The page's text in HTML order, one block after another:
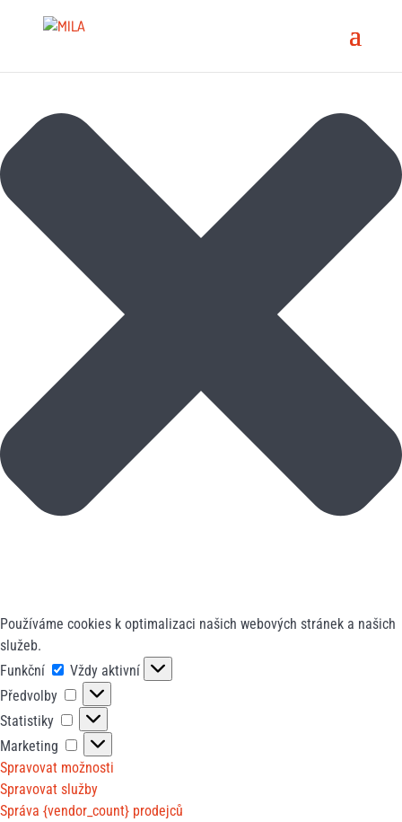
Používáme cookies k optimalizaci našich webových stránek a našich
služeb.
Funkční
Funkční
Vždy aktivní
Předvolby
Předvolby
Statistiky
Statistiky
Marketing
Marketing
Spravovat možnosti
Spravovat služby
Správa {vendor_count} prodejců